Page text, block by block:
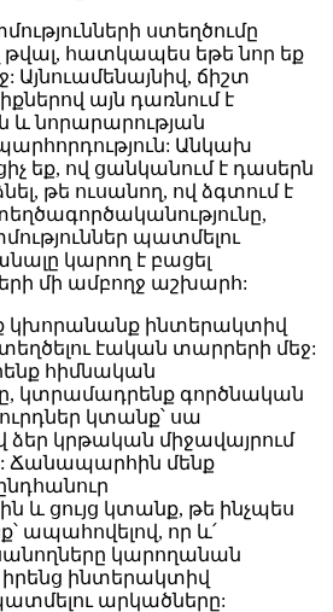
ստեղծումը
հատկապես եթե նոր եք
Այնուամենայնիվ, ճիշտ
այն դառնում է
և նորարարության
Անկախ
եք, ով ցանկանում է դասերն
թե ուսանող, ով ձգտում է
պատմելու
կարող է բացել
մի ամբողջ աշխարհ:
կխորանանք ինտերակտիվ
էական տարրերի մեջ:
հիմնական
կտրամադրենք գործնական
կտանք՝ սա
կրթական միջավայրում
Ճանապարհին մենք
և ցույց կտանք, թե ինչպես
ապահովելով, որ և՛
կարողանան
ինտերակտիվ
արկածները: